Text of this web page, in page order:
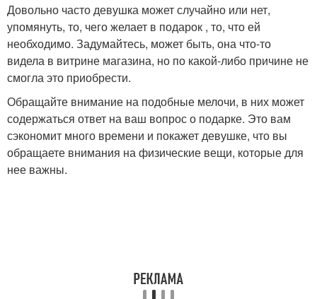
Довольно часто девушка может случайно или нет,
упомянуть, то, чего желает в подарок , то, что ей
необходимо. Задумайтесь, может быть, она что-то
видела в витрине магазина, но по какой-либо причине не
смогла это приобрести.
Обращайте внимание на подобные мелочи, в них может
содержаться ответ на ваш вопрос о подарке. Это вам
сэкономит много времени и покажет девушке, что вы
обращаете внимания на физические вещи, которые для
нее важны.